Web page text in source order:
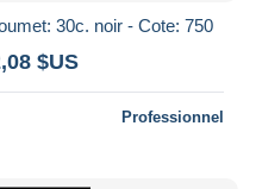
30c. noir - Cote: 750
$US
Professionnel